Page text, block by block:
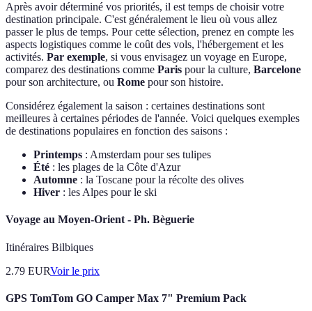
Après avoir déterminé vos priorités, il est temps de choisir votre
destination principale. C'est généralement le lieu où vous allez
passer le plus de temps. Pour cette sélection, prenez en compte les
aspects logistiques comme le coût des vols, l'hébergement et les
activités. Par exemple, si vous envisagez un voyage en Europe,
comparez des destinations comme Paris pour la culture, Barcelone
pour son architecture, ou Rome pour son histoire.
Considérez également la saison : certaines destinations sont
meilleures à certaines périodes de l'année. Voici quelques exemples
de destinations populaires en fonction des saisons :
Printemps : Amsterdam pour ses tulipes
Été : les plages de la Côte d'Azur
Automne : la Toscane pour la récolte des olives
Hiver : les Alpes pour le ski
Voyage au Moyen-Orient - Ph. Bèguerie
Itinéraires Bilbiques
2.79 EURVoir le prix
GPS TomTom GO Camper Max 7" Premium Pack